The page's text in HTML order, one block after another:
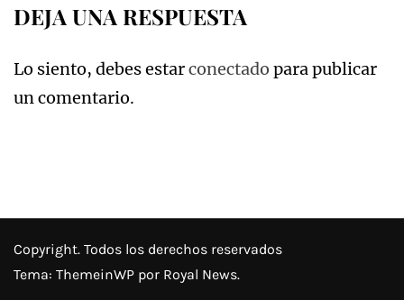
DEJA UNA RESPUESTA
Lo siento, debes estarconectado para publicar
un comentario.
Copyright. Todos los derechos reservados
Tema: ThemeinWP por Royal News.